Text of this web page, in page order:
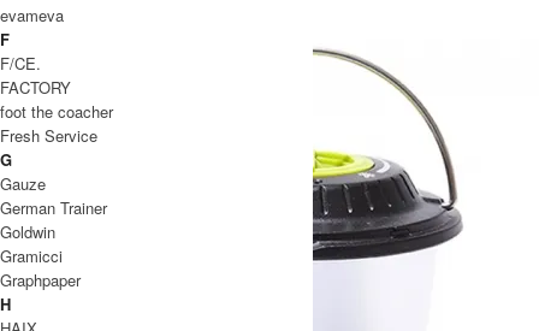
evameva
F
F/CE.
FACTORY
foot the coacher
Fresh Service
G
Gauze
German Trainer
Goldwin
Gramicci
Graphpaper
H